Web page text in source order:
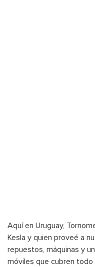
Aquí en Uruguay,
Kesla y quien proveé a
repuestos, máquinas y
móviles que cubren todo